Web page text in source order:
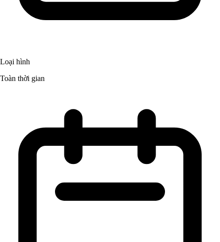
Loại hình
Toàn thời gian